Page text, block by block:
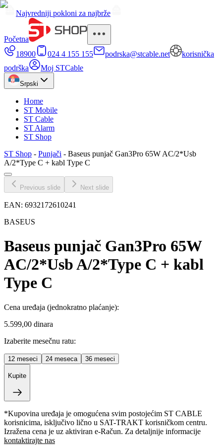
Najvredniji pokloni za najbrže
Početna
18900
024 4 155 155 podrska@stcable.net
korisnička
podrška
Moj STCable
Srpski
Home
ST Mobile
ST Cable
ST Alarm
ST Shop
ST Shop - Punjači - Baseus punjač Gan3Pro 65W AC/2*Usb
A/2*Type C + kabl Type C
Previous slide Next slide
EAN: 6932172610241
BASEUS
Baseus punjač Gan3Pro 65W
AC/2*Usb A/2*Type C + kabl
Type C
Cena uređaja (jednokratno plaćanje):
5.599,00 dinara
Izaberite mesečnu ratu:
12 meseci 24 meseca 36 meseci
Kupite
*Kupovina uređaja je omogućena svim postojećim ST CABLE
korisnicima, isključivo lično u SAT-TRAKT korisničkom centru.
Izražena cena je uz aktiviran e-Račun. Za detaljnije informacije
kontaktirajte nas